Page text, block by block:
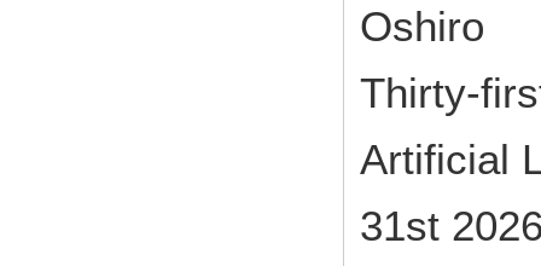
Oshiro
Thirty-
Artificial
31st